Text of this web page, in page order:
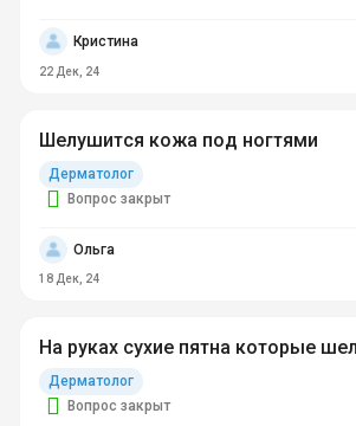
Кристина
22 Дек, 24
Шелушится кожа под ногтями
Дерматолог
Вопрос закрыт
Ольга
18 Дек, 24
На руках сухие пятна которые
Дерматолог
Вопрос закрыт